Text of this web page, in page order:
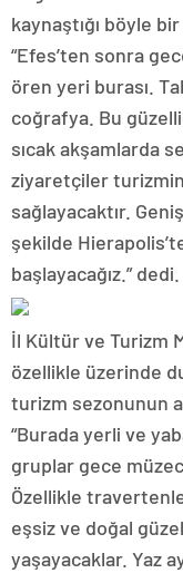
kaynaştığı böyle
“Efes’ten sonra
ören yeri burası.
coğrafya. Bu
sıcak akşamlarda
ziyaretçiler turizmin
sağlayacaktır.
şekilde
başlayacağız.” dedi.
İl Kültür ve Turizm
özellikle üzerinde
turizm sezonunun
“Burada yerli ve
gruplar gece
Özellikle
eşsiz ve doğal
yaşayacaklar. Yaz